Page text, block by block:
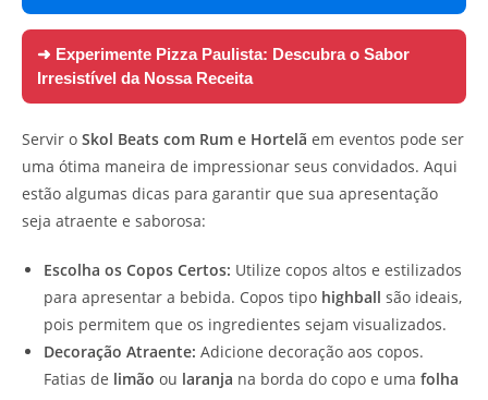
➜ Experimente Pizza Paulista: Descubra o Sabor
Irresistível da Nossa Receita
Servir o Skol Beats com Rum e Hortelã em eventos pode ser
uma ótima maneira de impressionar seus convidados. Aqui
estão algumas dicas para garantir que sua apresentação
seja atraente e saborosa:
Escolha os Copos Certos: Utilize copos altos e estilizados
para apresentar a bebida. Copos tipo highball são ideais,
pois permitem que os ingredientes sejam visualizados.
Decoração Atraente: Adicione decoração aos copos.
Fatias de limão ou laranja na borda do copo e uma folha